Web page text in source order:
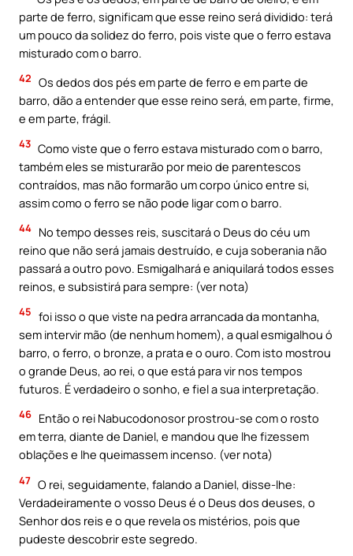
parte de ferro, significam que esse reino será dividido: terá
um pouco da solidez do ferro, pois viste que o ferro estava
misturado com o barro.
42 Os dedos dos pés em parte de ferro e em parte de
barro, dão a entender que esse reino será, em parte, firme,
e em parte, frágil.
43 Como viste que o ferro estava misturado com o barro,
também eles se misturarão por meio de parentescos
contraídos, mas não formarão um corpo único entre si,
assim como o ferro se não pode ligar com o barro.
44 No tempo desses reis, suscitará o Deus do céu um
reino que não será jamais destruído, e cuja soberania não
passará a outro povo. Esmigalhará e aniquilará todos esses
reinos, e subsistirá para sempre: (ver nota)
45 foi isso o que viste na pedra arrancada da montanha,
sem intervir mão (de nenhum homem), a qual esmigalhou ó
barro, o ferro, o bronze, a prata e o ouro. Com isto mostrou
o grande Deus, ao rei, o que está para vir nos tempos
futuros. É verdadeiro o sonho, e fiel a sua interpretação.
46 Então o rei Nabucodonosor prostrou-se com o rosto
em terra, diante de Daniel, e mandou que lhe fizessem
oblações e lhe queimassem incenso. (ver nota)
47 O rei, seguidamente, falando a Daniel, disse-lhe:
Verdadeiramente o vosso Deus é o Deus dos deuses, o
Senhor dos reis e o que revela os mistérios, pois que
pudeste descobrir este segredo.